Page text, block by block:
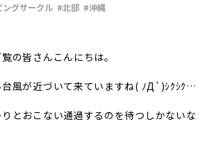
グサークル #北部 #沖縄
の皆さんこんにちは。
台風が近づいて来ていますね( ﾉД`)ｼｸｼｸ…
とおこない通過するのを待つしかないな